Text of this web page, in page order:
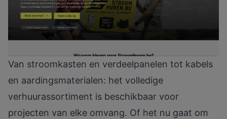
Van stroomkasten en verdeelpanelen tot kabels
en aardingsmaterialen: het volledige
verhuurassortiment is beschikbaar voor
projecten van elke omvang. Of het nu gaat om